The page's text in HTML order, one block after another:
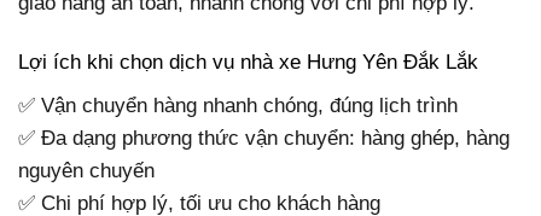
Lợi ích khi chọn dịch vụ nhà xe Hưng Yên Đắk Lắk
✅ Vận chuyển hàng nhanh chóng, đúng lịch trình
✅ Đa dạng phương thức vận chuyển: hàng ghép, hàng
nguyên chuyến
✅ Chi phí hợp lý, tối ưu cho khách hàng